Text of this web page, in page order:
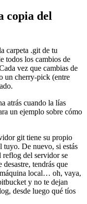
copia del
carpeta .git de tu
todos los cambios de
vez que cambias de
un cherry-pick (entre
atrás cuando la lías
un ejemplo sobre cómo
git tiene su propio
De nuevo, si estás
reflog del servidor se
tendrás que
local… oh, vaya,
y no te dejan
desde luego qué tíos